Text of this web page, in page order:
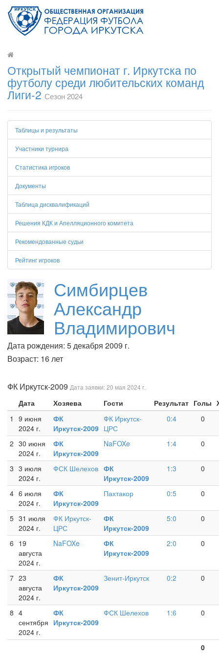
Открытый чемпионат г. Иркутска по
футболу среди любительских команд
Лиги-2 Сезон 2024
Таблицы и результаты
Участники турнира
Статистика игроков
Документы
Таблица дисквалификаций
Решения КДК и Апелляционного комитета
Рекомендованные судьи
Рейтинг игроков
Симбирцев
Александр
Владимирович
Дата рождения: 5 декабря 2009 г.
Возраст: 16 лет
ФК Иркутск-2009 Дата заявки: 20 мая 2024 г.
Дата Хозяева Гости Результат Голы
1
9 июня
2024 г.
ФК
Иркутск-2009
ФК Иркутск-
ЦРС
0:4 0
2 30 июня
2024 г.
ФК
Иркутск-2009
NaFOXe 1:4 0
3 3 июля
2024 г.
ФСК Шелехов ФК
Иркутск-2009
1:3 0
4 6 июля
2024 г.
ФК
Иркутск-2009
Пахтакор 0:5 0
5 31 июля
2024 г.
ФК Иркутск-
ЦРС
ФК
Иркутск-2009
5:0 0
6 19
августа
2024 г.
NaFOXe
ФК
Иркутск-2009
2:0 0
7 23
августа
2024 г.
ФК
Иркутск-2009
Зенит-Иркутск 0:2 0
8 4
сентября
2024 г.
ФК
Иркутск-2009
ФСК Шелехов 1:6 0
0